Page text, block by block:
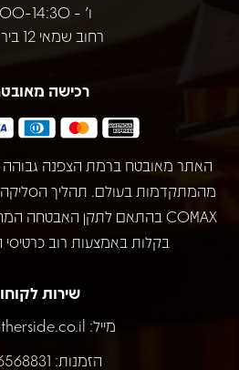
ו' - 10:00-14:30
רחוב שמאי 12 בירושלים
רכישה
מהמתקדמות בעולם. תהליך
בקלות באמצעות רוב
שירות
מייל:
הזמנות: 02-6568831